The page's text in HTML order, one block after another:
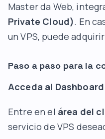
Master da Web,
Private Cloud). En
un VPS, puede
Paso a paso para la
Acceda al
Entre en el área del
servicio de VPS